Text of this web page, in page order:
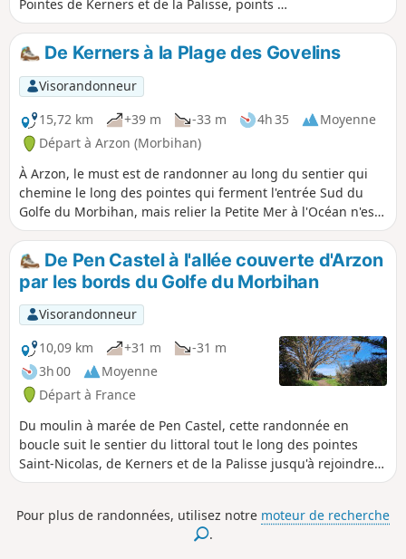
Pointes de Kerners et de la Palisse, points de
vue sur les nombreuses îles du Golfe vues
du côté Sud.Passage par l'Allée Couverte du
Grah Niol et le hameau pittoresque de
Kerners et sa chapelle.
De Kerners à la Plage des Govelins
Visorandonneur
15,72 km
+39 m -33 m 4h 35
Moyenne
Départ à Arzon (Morbihan)
À Arzon, le must est de randonner au long du sentier qui
chemine le long des pointes qui ferment l'entrée Sud du
Golfe du Morbihan, mais relier la Petite Mer à l'Océan n'est
pas sans charme et permet de comparer l'intimité du Golfe
au majestueux panorama du Mor Braz et des îles qui le
délimitent à l'horizon.
De Pen Castel à l'allée couverte d'Arzon
par les bords du Golfe du Morbihan
Visorandonneur
10,09 km
+31 m
-31 m
3h 00
Moyenne
Départ à France
Du moulin à marée de Pen Castel, cette randonnée en
boucle suit le sentier du littoral tout le long des pointes
Saint-Nicolas, de Kerners et de la Palisse jusqu'à rejoindre
un autre sentier s'enfonçant dans les terres pour atteindre
des chemins coupant les deux dernières pointes pour
rejoindre celle de Saint-Nicolas et son superbe sentier
Pour plus de randonnées, utilisez notre moteur de recherche
.